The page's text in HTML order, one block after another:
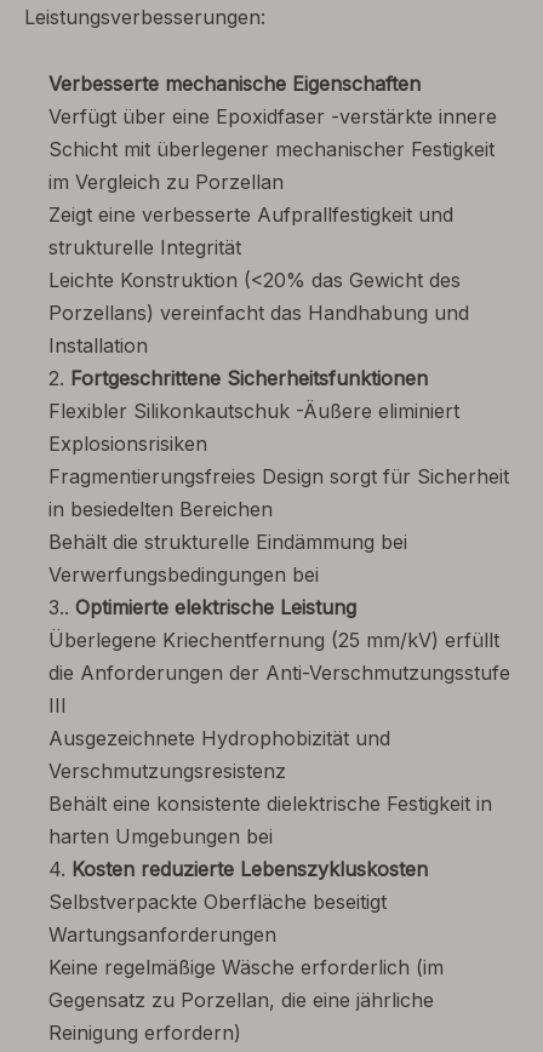
Leistungsverbesserungen:
Verbesserte mechanische Eigenschaften
Verfügt über eine Epoxidfaser -verstärkte innere
Schicht mit überlegener mechanischer Festigkeit
im Vergleich zu Porzellan
Zeigt eine verbesserte Aufprallfestigkeit und
strukturelle Integrität
Leichte Konstruktion (<20% das Gewicht des
Porzellans) vereinfacht das Handhabung und
Installation
2. Fortgeschrittene Sicherheitsfunktionen
Flexibler Silikonkautschuk -Äußere eliminiert
Explosionsrisiken
Fragmentierungsfreies Design sorgt für Sicherheit
in besiedelten Bereichen
Behält die strukturelle Eindämmung bei
Verwerfungsbedingungen bei
3.. Optimierte elektrische Leistung
Überlegene Kriechentfernung (25 mm/kV) erfüllt
die Anforderungen der Anti-Verschmutzungsstufe
III
Ausgezeichnete Hydrophobizität und
Verschmutzungsresistenz
Behält eine konsistente dielektrische Festigkeit in
harten Umgebungen bei
4. Kosten reduzierte Lebenszykluskosten
Selbstverpackte Oberfläche beseitigt
Wartungsanforderungen
Keine regelmäßige Wäsche erforderlich (im
Gegensatz zu Porzellan, die eine jährliche
Reinigung erfordern)